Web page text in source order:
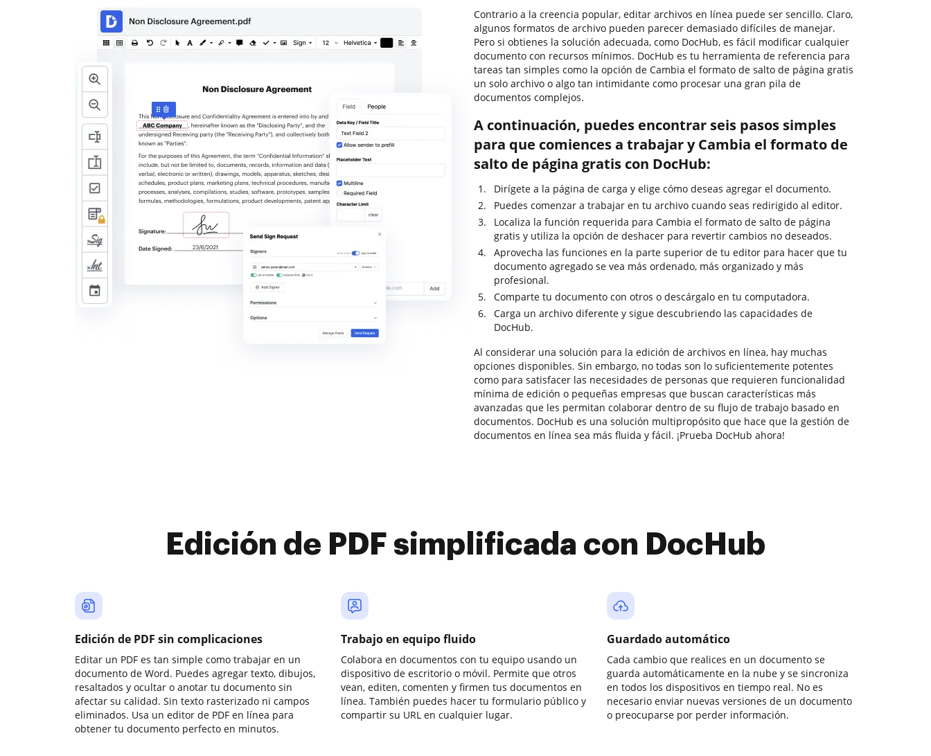
Contrario a la creencia popular, editar archivos en línea puede ser sencillo. Claro,
algunos formatos de archivo pueden parecer demasiado difíciles de manejar.
Pero si obtienes la solución adecuada, como DocHub, es fácil modificar cualquier
documento con recursos mínimos. DocHub es tu herramienta de referencia para
tareas tan simples como la opción de Cambia el formato de salto de página gratis
un solo archivo o algo tan intimidante como procesar una gran pila de
documentos complejos.
A continuación, puedes encontrar seis pasos simples
para que comiences a trabajar y Cambia el formato de
salto de página gratis con DocHub:
Dirígete a la página de carga y elige cómo deseas agregar el documento.
Puedes comenzar a trabajar en tu archivo cuando seas redirigido al editor.
Localiza la función requerida para Cambia el formato de salto de página
gratis y utiliza la opción de deshacer para revertir cambios no deseados.
Aprovecha las funciones en la parte superior de tu editor para hacer que tu
documento agregado se vea más ordenado, más organizado y más
profesional.
Comparte tu documento con otros o descárgalo en tu computadora.
Carga un archivo diferente y sigue descubriendo las capacidades de
DocHub.
Al considerar una solución para la edición de archivos en línea, hay muchas
opciones disponibles. Sin embargo, no todas son lo suficientemente potentes
como para satisfacer las necesidades de personas que requieren funcionalidad
mínima de edición o pequeñas empresas que buscan características más
avanzadas que les permitan colaborar dentro de su flujo de trabajo basado en
documentos. DocHub es una solución multipropósito que hace que la gestión de
documentos en línea sea más fluida y fácil. ¡Prueba DocHub ahora!
Edición de PDF simplificada con DocHub
Edición de PDF sin complicaciones
Editar un PDF es tan simple como trabajar en un
documento de Word. Puedes agregar texto, dibujos,
resaltados y ocultar o anotar tu documento sin
afectar su calidad. Sin texto rasterizado ni campos
eliminados. Usa un editor de PDF en línea para
obtener tu documento perfecto en minutos.
Trabajo en equipo fluido
Colabora en documentos con tu equipo usando un
dispositivo de escritorio o móvil. Permite que otros
vean, editen, comenten y firmen tus documentos en
línea. También puedes hacer tu formulario público y
compartir su URL en cualquier lugar.
Guardado automático
Cada cambio que realices en un documento se
guarda automáticamente en la nube y se sincroniza
en todos los dispositivos en tiempo real. No es
necesario enviar nuevas versiones de un documento
o preocuparse por perder información.